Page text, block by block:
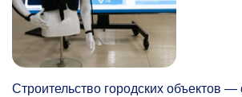
Строительство городских объектов